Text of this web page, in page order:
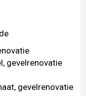
, gevelrenovatie
, gevelrenovatie